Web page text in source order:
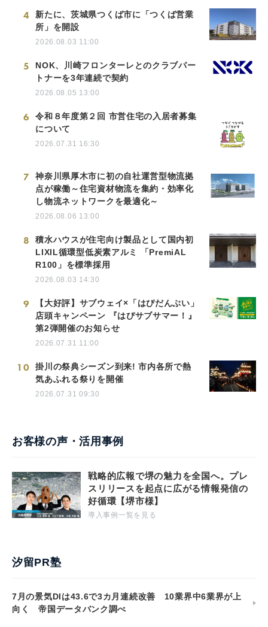
4
新たに、茨城県つくば市に「つくば営業
所」を開設
2026.08.03 11:00
5
NOK、川崎フロンターレとのクラブパー
トナーを3年連続で契約
2026.08.05 13:00
6
令和８年度第２回 市営住宅の入居者募集
について
2026.07.31 16:30
7
神奈川県厚木市に初の自社運営型物流拠
点が稼働～住宅資材物流を集約・効率化
し物流ネットワークを最適化～
2026.08.06 13:00
8
積水ハウスが住宅向け製品として国内初
LIXIL循環型低炭素アルミ 「PremiAL
R100」を標準採用
2026.08.03 14:30
9
【大好評】サブウェイ×「はぴだんぶい」
店頭キャンペーン 『はぴサブサマー！』
第2弾開催のお知らせ
2026.07.31 11:00
10
掛川の祭典シーズン到来! 市内各所で熱
気あふれる祭りを開催
2026.07.31 09:30
お客様の声・活用事例
戦略的広報で堺の魅力を全国へ。プレ
スリリースを起点に広がる情報発信の
好循環【堺市様】
導入事例一覧を見る
汐留PR塾
7月の景気DIは43.6で3カ月連続改善 10業界中6業界が上
向く 帝国データバンク調べ